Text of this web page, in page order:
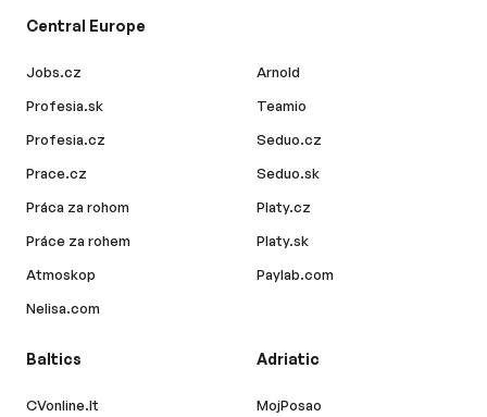
Central Europe
Jobs.cz
Profesia.sk
Profesia.cz
Prace.cz
Práca za rohom
Práce za rohem
Atmoskop
Nelisa.com
Arnold
Teamio
Seduo.cz
Seduo.sk
Platy.cz
Platy.sk
Paylab.com
Baltics
CVonline.lt
Adriatic
MojPosao